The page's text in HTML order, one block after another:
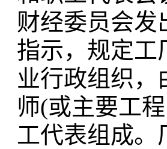
财经委员会发
指示，规定工
业行政组织，
师(或主要工
工代表组成。